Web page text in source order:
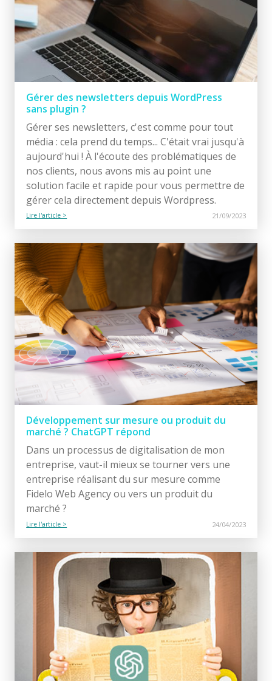
Gérer des newsletters depuis WordPress
sans plugin ?
Gérer ses newsletters, c'est comme pour tout
média : cela prend du temps... C'était vrai jusqu'à
aujourd'hui ! À l'écoute des problématiques de
nos clients, nous avons mis au point une
solution facile et rapide pour vous permettre de
gérer cela directement depuis Wordpress.
Lire l'article > 21/09/2023
Développement sur mesure ou produit du
marché ? ChatGPT répond
Dans un processus de digitalisation de mon
entreprise, vaut-il mieux se tourner vers une
entreprise réalisant du sur mesure comme
Fidelo Web Agency ou vers un produit du
marché ?
Lire l'article > 24/04/2023